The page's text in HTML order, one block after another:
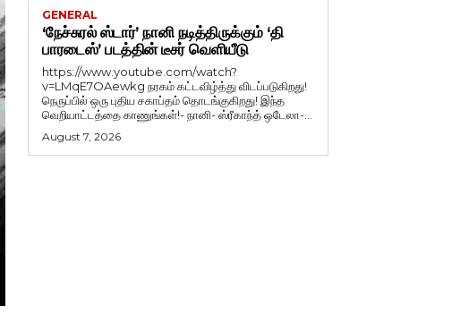
GENERAL
‘நேச்சுரல் ஸ்டார்’ நானி நடித்திருக்கும் ‘தி
பாரடைஸ்’ படத்தின் டீசர் வெளியீடு
https://www.youtube.com/watch?
v=LMqE7OAewkg நரகம் கட்டவிழ்த்து விடப்படுகிறது!
நெருப்பில் ஒரு புதிய சகாப்தம் தொடங்குகிறது! இந்த
வெறியாட்டத்தை காணுங்கள்!- நானி- ஸ்ரீகாந்த் ஒடேலா-...
August 7, 2026